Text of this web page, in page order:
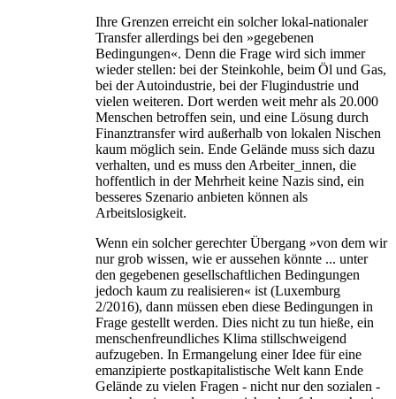
Ihre Grenzen erreicht ein solcher lokal-nationaler
Transfer allerdings bei den »gegebenen
Bedingungen«. Denn die Frage wird sich immer
wieder stellen: bei der Steinkohle, beim Öl und Gas,
bei der Autoindustrie, bei der Flugindustrie und
vielen weiteren. Dort werden weit mehr als 20.000
Menschen betroffen sein, und eine Lösung durch
Finanztransfer wird außerhalb von lokalen Nischen
kaum möglich sein. Ende Gelände muss sich dazu
verhalten, und es muss den Arbeiter_innen, die
hoffentlich in der Mehrheit keine Nazis sind, ein
besseres Szenario anbieten können als
Arbeitslosigkeit.
Wenn ein solcher gerechter Übergang »von dem wir
nur grob wissen, wie er aussehen könnte ... unter
den gegebenen gesellschaftlichen Bedingungen
jedoch kaum zu realisieren« ist (Luxemburg
2/2016), dann müssen eben diese Bedingungen in
Frage gestellt werden. Dies nicht zu tun hieße, ein
menschenfreundliches Klima stillschweigend
aufzugeben. In Ermangelung einer Idee für eine
emanzipierte postkapitalistische Welt kann Ende
Gelände zu vielen Fragen - nicht nur den sozialen -